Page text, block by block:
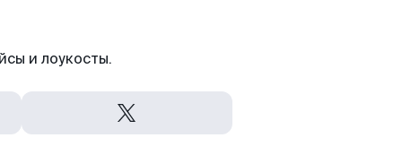
и лоукосты.